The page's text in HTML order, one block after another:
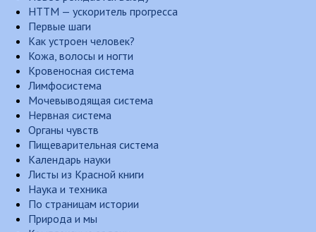
НТТМ — ускоритель прогресса
Первые шаги
Как устроен человек?
Кожа, волосы и ногти
Кровеносная система
Лимфосистема
Мочевыводящая система
Нервная система
Органы чувств
Пищеварительная система
Календарь науки
Листы из Красной книги
Наука и техника
По страницам истории
Природа и мы